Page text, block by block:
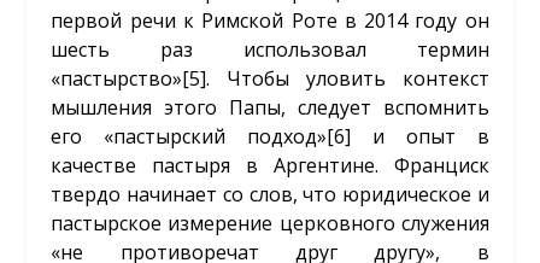
первой речи к Римской Роте в 2014 году он
шесть раз использовал термин
«пастырство»[5]. Чтобы уловить контекст
мышления этого Папы, следует вспомнить
его «пастырский подход»[6] и опыт в
качестве пастыря в Аргентине. Франциск
твердо начинает со слов, что юридическое и
пастырское измерение церковного служения
«не противоречат друг другу», в